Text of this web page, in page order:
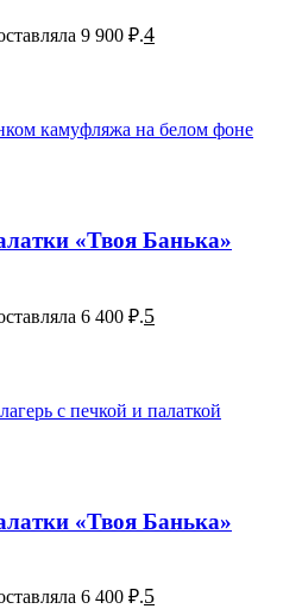
9 900 ₽.4
«Твоя Банька»
6 400 ₽.5
«Твоя Банька»
6 400 ₽.5